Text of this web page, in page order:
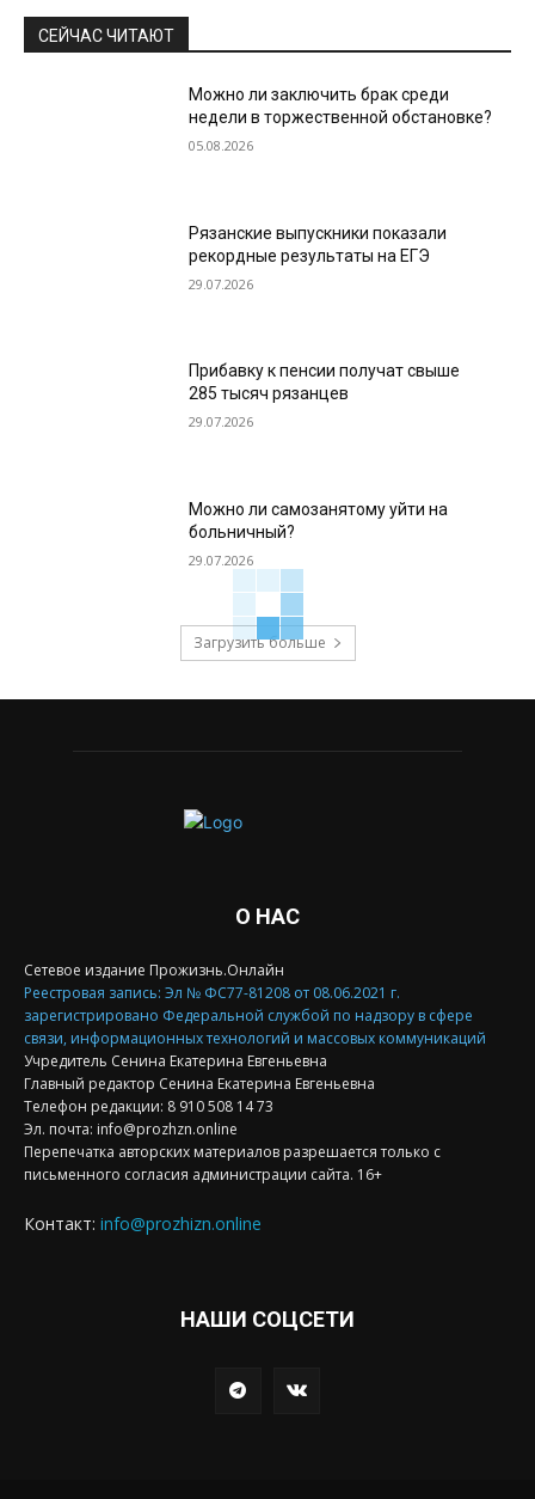
СЕЙЧАС ЧИТАЮТ
Можно ли заключить брак среди
недели в торжественной обстановке?
05.08.2026
Рязанские выпускники показали
рекордные результаты на ЕГЭ
29.07.2026
Прибавку к пенсии получат свыше
285 тысяч рязанцев
29.07.2026
Можно ли самозанятому уйти на
больничный?
29.07.2026
Загрузить больше
О НАС
Сетевое издание Прожизнь.Онлайн
Реестровая запись: Эл № ФС77-81208 от 08.06.2021 г.
зарегистрировано Федеральной службой по надзору в сфере
связи, информационных технологий и массовых коммуникаций
Учредитель Сенина Екатерина Евгеньевна
Главный редактор Сенина Екатерина Евгеньевна
Телефон редакции: 8 910 508 14 73
Эл. почта: info@prozhzn.online
Перепечатка авторских материалов разрешается только с
письменного согласия администрации сайта. 16+
Контакт: info@prozhizn.online
НАШИ СОЦСЕТИ